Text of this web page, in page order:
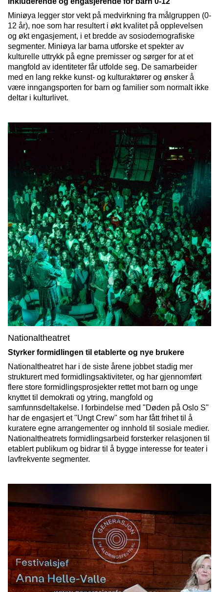
Miniøya legger stor vekt på medvirkning fra målgruppen (0-
12 år), noe som har resultert i økt kvalitet på opplevelsen
og økt engasjement, i et bredde av sosiodemografiske
segmenter. Miniøya lar barna utforske et spekter av
kulturelle uttrykk på egne premisser og sørger for at et
mangfold av identiteter får utfolde seg. De samarbeider
med en lang rekke kunst- og kulturaktører og ønsker å
være inngangsporten for barn og familier som normalt ikke
deltar i kulturlivet.
Nationaltheatret
Styrker formidlingen til etablerte og nye brukere
Nationaltheatret har i de siste årene jobbet stadig mer
strukturert med formidlingsaktiviteter, og har gjennomført
flere store formidlingsprosjekter rettet mot barn og unge
knyttet til demokrati og ytring, mangfold og
samfunnsdeltakelse. I forbindelse med "Døden på Oslo S"
har de engasjert et "Ungt Crew" som har fått frihet til å
kuratere egne arrangementer og innhold til sosiale medier.
Nationaltheatrets formidlingsarbeid forsterker relasjonen til
etablert publikum og bidrar til å bygge interesse for teater i
lavfrekvente segmenter.